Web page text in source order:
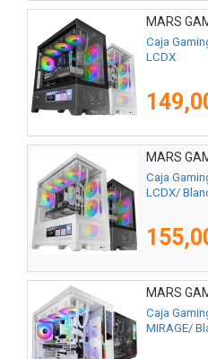
MARS
Caja
LCDX
MARS
Caja
LCDX/
MARS
Caja
MIRAGE/